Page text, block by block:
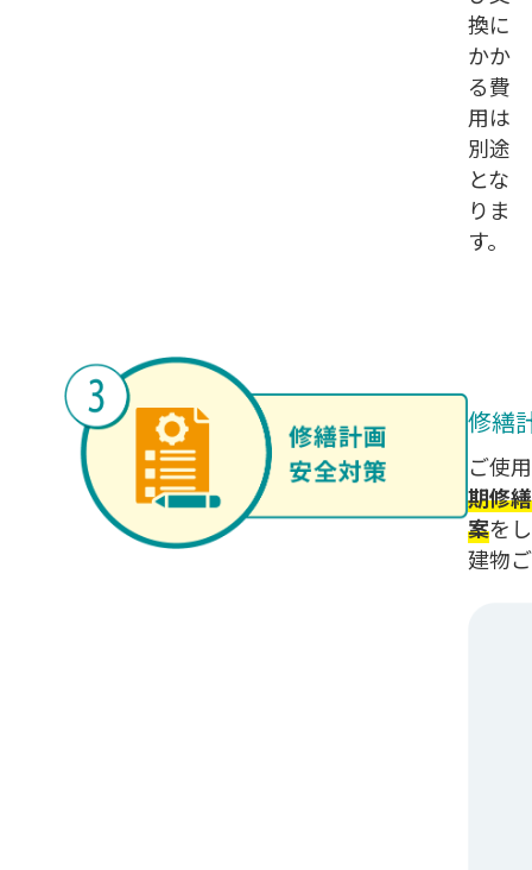
換に
かか
る費
用は
別途
とな
りま
す。
修繕
ご使
期修
案を
建物